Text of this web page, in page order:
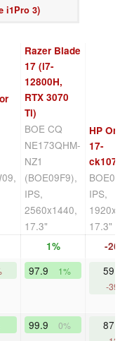
i1Pro 3)
Razer Blade
17 (i7-
12800H,
RTX 3070
Ti)
BOE CQ
NE173QHM-
NZ1
(BOE09F9),
IPS,
2560x1440,
17.3"
HP
17-
IPS,
17.3"
1% -
97.9 1%
-
99.9 0%